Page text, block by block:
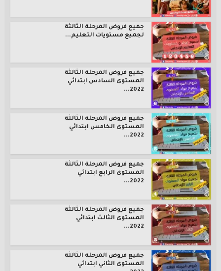
جميع فروض المرحلة الثالثة
لجميع مستويات التعليم...
جميع فروض المرحلة الثالثة
المستوى السادس ابتدائي
2022...
جميع فروض المرحلة الثالثة
المستوى الخامس ابتدائي
2022...
جميع فروض المرحلة الثالثة
المستوى الرابع ابتدائي
2022...
جميع فروض المرحلة الثالثة
المستوى الثالث ابتدائي
2022...
جميع فروض المرحلة الثالثة
المستوى الثاني ابتدائي